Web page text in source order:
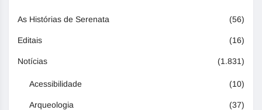
As Histórias de Serenata (56)
Editais (16)
Notícias (1.831)
Acessibilidade (10)
Arqueologia (37)